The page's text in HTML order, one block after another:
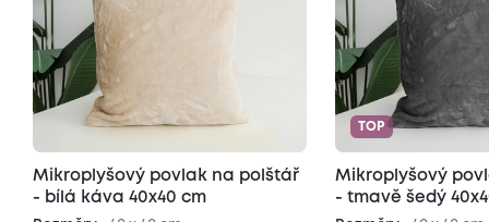
Mikroplyšový povlak na polštář
- bílá káva 40x40 cm
TOP
Mikroplyšový
- tmavě šedý